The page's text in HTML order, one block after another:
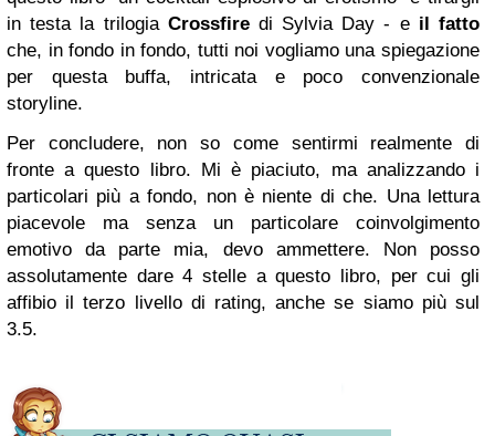
in testa la trilogia Crossfire di Sylvia Day - e il fatto
che, in fondo in fondo, tutti noi vogliamo una spiegazione
per questa buffa, intricata e poco convenzionale
storyline.
Per concludere, non so come sentirmi realmente di
fronte a questo libro. Mi è piaciuto, ma analizzando i
particolari più a fondo, non è niente di che. Una lettura
piacevole ma senza un particolare coinvolgimento
emotivo da parte mia, devo ammettere. Non posso
assolutamente dare 4 stelle a questo libro, per cui gli
affibio il terzo livello di rating, anche se siamo più sul
3.5.